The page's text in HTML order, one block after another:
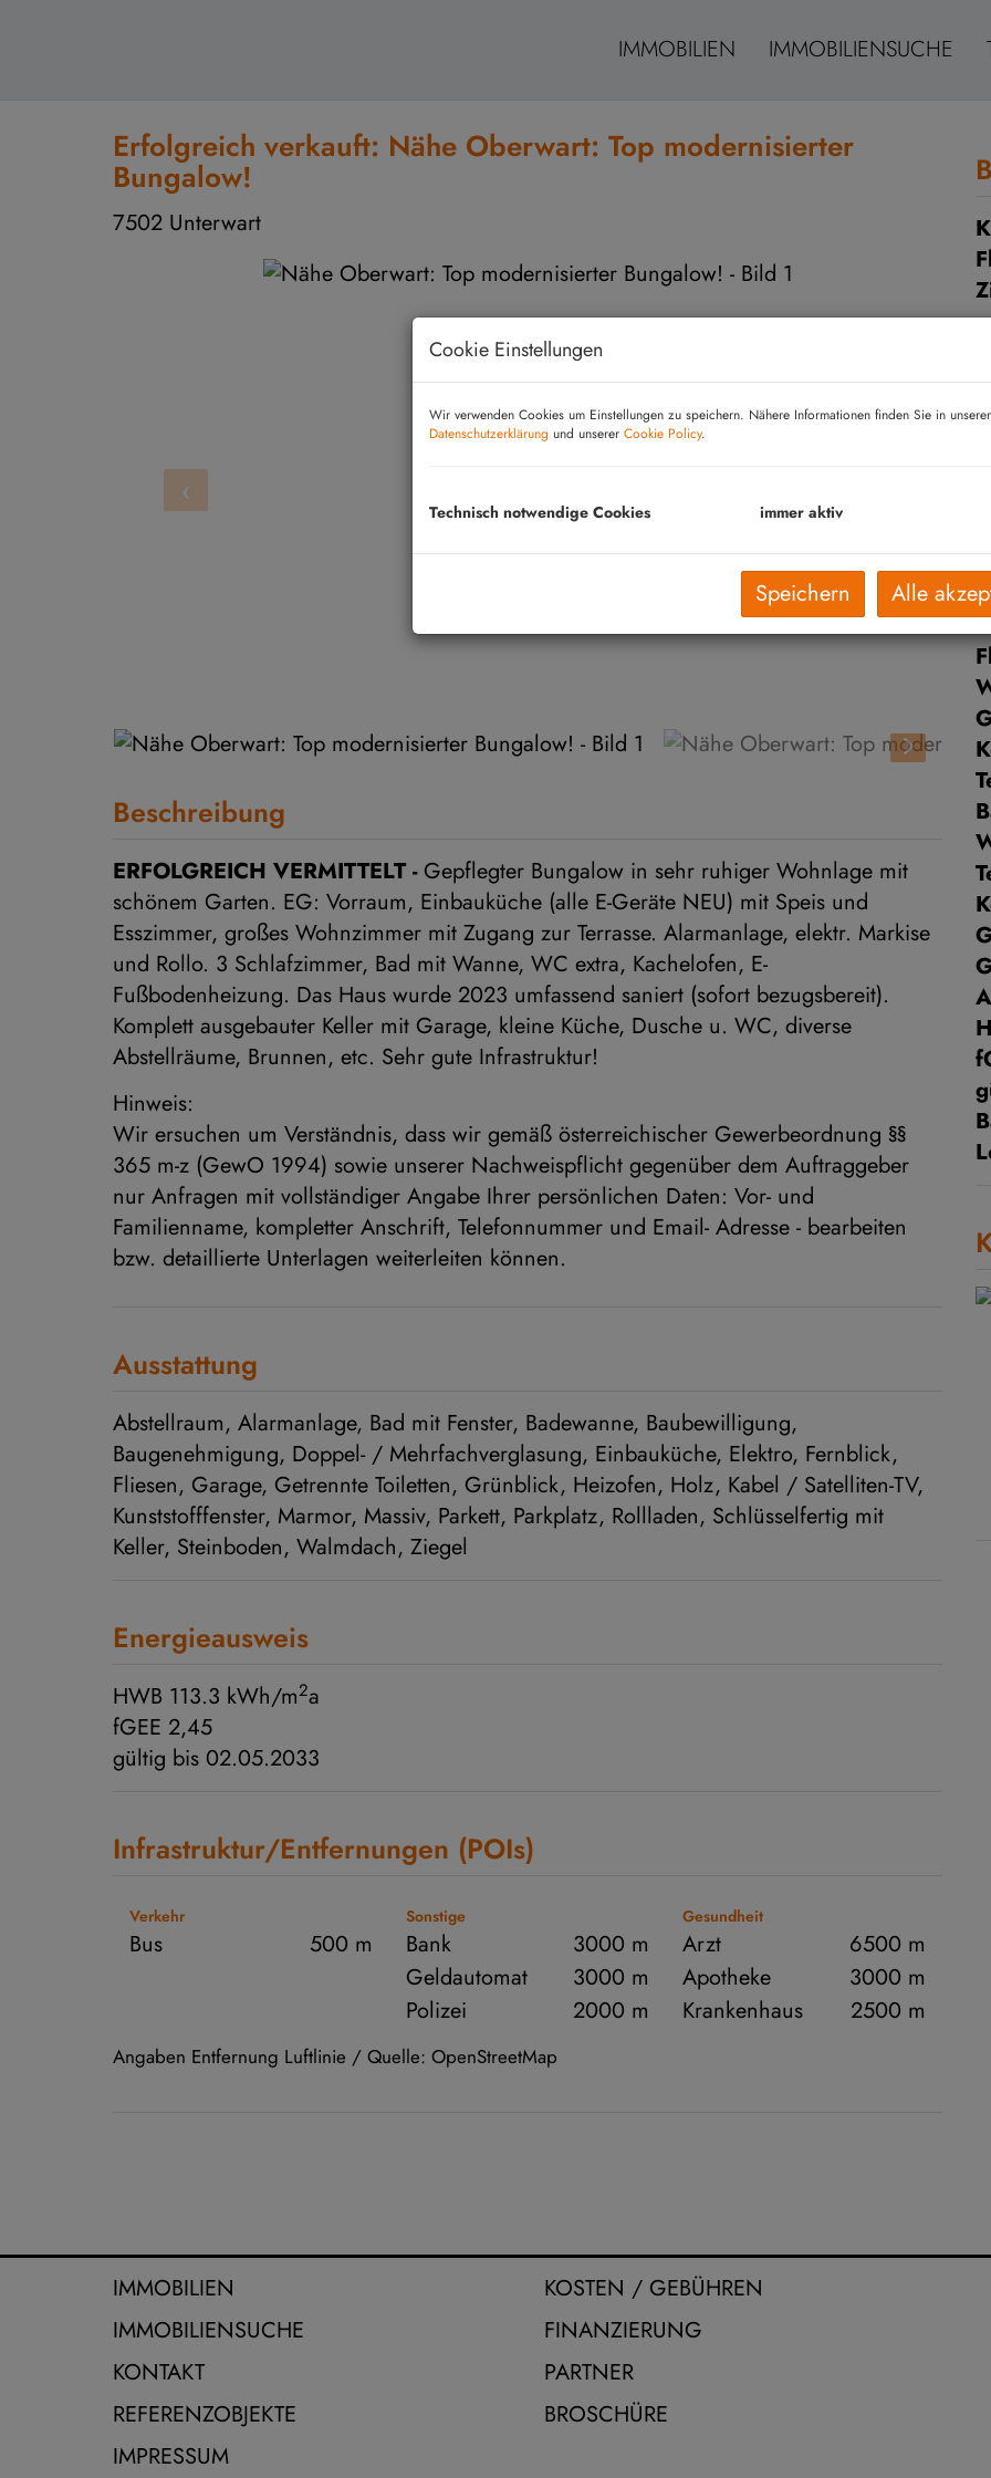
IMMOBILIEN IMMOBILIENSUCHE
Erfolgreich verkauft: Nähe Oberwart: Top modernisierter
Bungalow!
7502 Unterwart
Beschreibung
ERFOLGREICH VERMITTELT -Gepflegter Bungalow in sehr ruhiger Wohnlage mit
schönem Garten. EG: Vorraum, Einbauküche (alle E-Geräte NEU) mit Speis und
Esszimmer, großes Wohnzimmer mit Zugang zur Terrasse. Alarmanlage, elektr. Markise
und Rollo. 3 Schlafzimmer, Bad mit Wanne, WC extra, Kachelofen, E-
Fußbodenheizung. Das Haus wurde 2023 umfassend saniert (sofort bezugsbereit).
Komplett ausgebauter Keller mit Garage, kleine Küche, Dusche u. WC, diverse
Abstellräume, Brunnen, etc. Sehr gute Infrastruktur!
Hinweis:
Wir ersuchen um Verständnis, dass wir gemäß österreichischer Gewerbeordnung §§
365 m-z (GewO 1994) sowie unserer Nachweispflicht gegenüber dem Auftraggeber
nur Anfragen mit vollständiger Angabe Ihrer persönlichen Daten: Vor- und
Familienname, kompletter Anschrift, Telefonnummer und Email- Adresse - bearbeiten
bzw. detaillierte Unterlagen weiterleiten können.
Ausstattung
Abstellraum Alarmanlage Bad mit Fenster Badewanne Baubewilligung
Baugenehmigung Doppel- / Mehrfachverglasung Einbauküche Elektro Fernblick
Fliesen Garage Getrennte Toiletten Grünblick Heizofen Holz Kabel / Satelliten-TV
Kunststofffenster Marmor Massiv Parkett Parkplatz Rollladen Schlüsselfertig mit
Keller Steinboden Walmdach Ziegel
Energieausweis
HWB 113.3 kWh/m2a
fGEE 2,45
gültig bis 02.05.2033
Infrastruktur/Entfernungen (POIs)
Verkehr
Bus 500 m
Sonstige
Bank
3000 m
Geldautomat
3000 m
Polizei
2000 m
Gesundheit
Arzt
6500 m
Apotheke
3000 m
Krankenhaus
2500 m
Angaben Entfernung Luftlinie / Quelle: OpenStreetMap
IMMOBILIEN
IMMOBILIENSUCHE
KONTAKT
REFERENZOBJEKTE
IMPRESSUM
KOSTEN / GEBÜHREN
FINANZIERUNG
PARTNER
BROSCHÜRE
Cookie Einstellungen
Wir verwenden Cookies um Einstellungen zu speichern. Nähere Informationen finden Sie in unserer
Datenschutzerklärung und unserer Cookie Policy.
Technisch notwendige Cookies immer aktiv
Speichern Alle